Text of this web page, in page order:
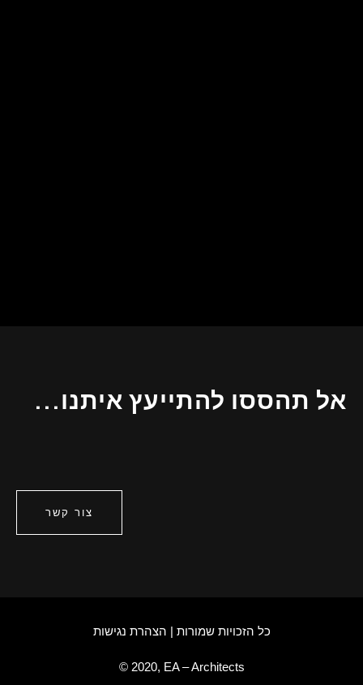
אל תהססו להתייעץ איתנו...
צור קשר
כל הזכויות שמורות​ | הצהרת נגישות
© 2020, EA – Architects